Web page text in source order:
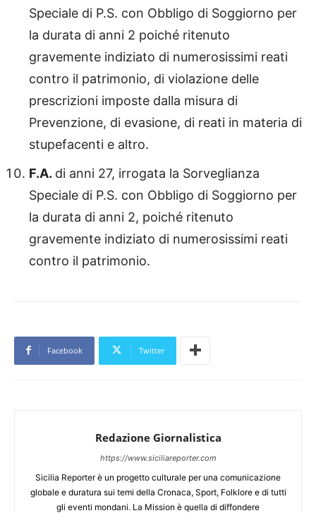
Speciale di P.S. con Obbligo di Soggiorno per
la durata di anni 2 poiché ritenuto
gravemente indiziato di numerosissimi reati
contro il patrimonio, di violazione delle
prescrizioni imposte dalla misura di
Prevenzione, di evasione, di reati in materia di
stupefacenti e altro.
F.A. di anni 27, irrogata la Sorveglianza
Speciale di P.S. con Obbligo di Soggiorno per
la durata di anni 2, poiché ritenuto
gravemente indiziato di numerosissimi reati
contro il patrimonio.
Facebook Twitter
Redazione Giornalistica
https://www.siciliareporter.com
Sicilia Reporter è un progetto culturale per una comunicazione
globale e duratura sui temi della Cronaca, Sport, Folklore e di tutti
gli eventi mondani. La Mission è quella di diffondere